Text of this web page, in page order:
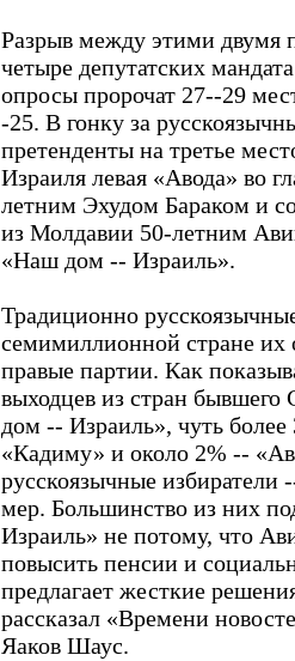
Разрыв между этими двумя
четыре депутатских
опросы пророчат 27--29
-25. В гонку за
претенденты на третье
Израиля левая «Авода» во
летним Эхудом Бараком и
из Молдавии 50-летним
«Наш дом -- Израиль».
Традиционно
семимиллионной стране их
правые партии. Как
выходцев из стран
дом -- Израиль», чуть
«Кадиму» и около 2% --
русскоязычные избиратели
мер. Большинство из них
Израиль» не потому, что
повысить пенсии и
предлагает жесткие
рассказал «Времени
Яаков Шаус.